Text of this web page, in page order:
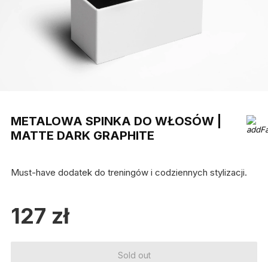
METALOWA SPINKA DO WŁOSÓW |
MATTE DARK GRAPHITE
Must-have dodatek do treningów i codziennych stylizacji.
127 zł
Sold out